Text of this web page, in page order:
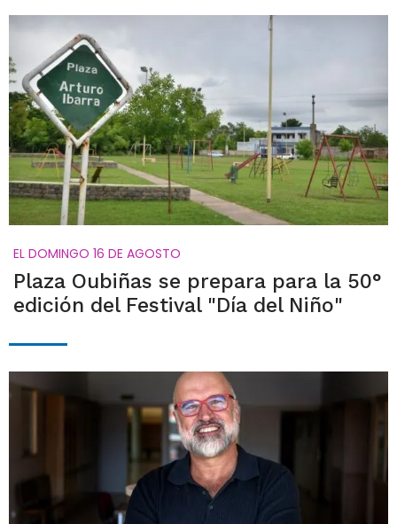
EL DOMINGO 16 DE AGOSTO
Plaza Oubiñas se prepara para la 50°
edición del Festival "Día del Niño"